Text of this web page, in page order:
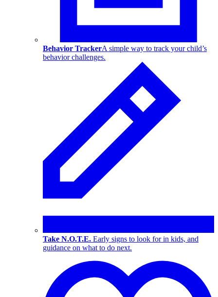
Behavior TrackerA simple way to track your child’s
behavior challenges.
Take N.O.T.E. Early signs to look for in kids, and
guidance on what to do next.